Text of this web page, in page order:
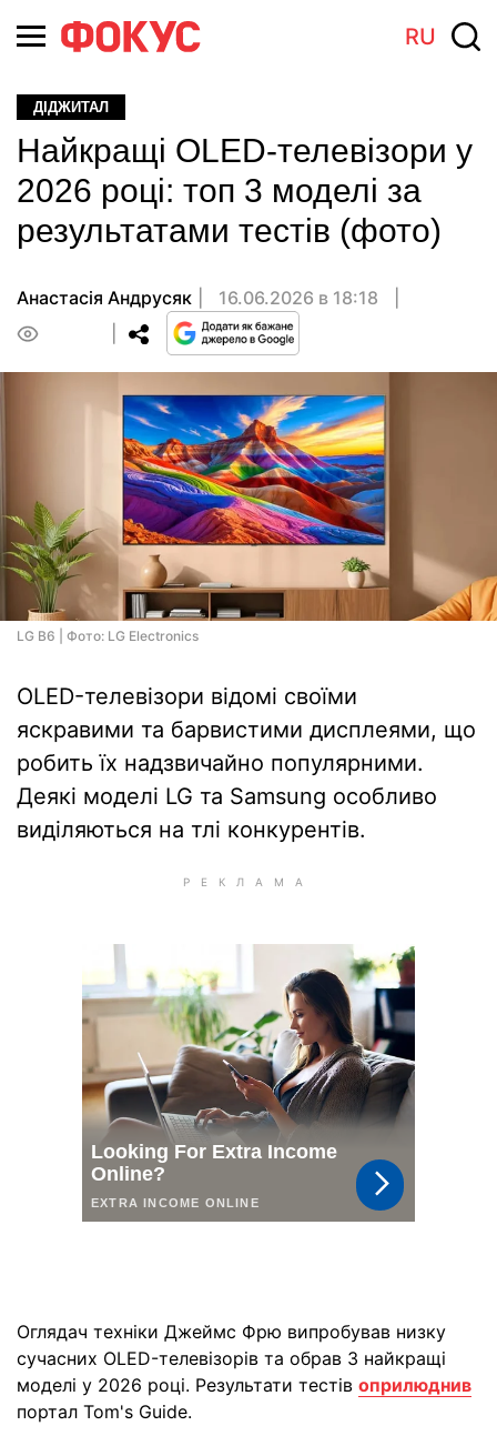
RU
ДІДЖИТАЛ
Найкращі OLED-телевізори у
2026 році: топ 3 моделі за
результатами тестів (фото)
Анастасiя Андрусяк
16.06.2026 в 18:18
LG B6 | Фото: LG Electronics
OLED-телевізори відомі своїми
яскравими та барвистими дисплеями, що
робить їх надзвичайно популярними.
Деякі моделі LG та Samsung особливо
виділяються на тлі конкурентів.
Оглядач техніки Джеймс Фрю випробував низку
сучасних OLED-телевізорів та обрав 3 найкращі
моделі у 2026 році. Результати тестів оприлюднив
портал Tom's Guide.